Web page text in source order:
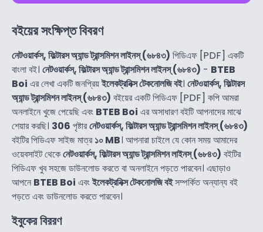
বইয়ের সংক্ষিপ্ত বিবরণ
নেটওয়ার্কস্‌, ফিল্টারস অ্যান্ড ট্রান্সমিশন লাইনস্‌ (৬৮৪৩) পিডিএফ [PDF] একটি
বাংলা বই। নেটওয়ার্কস্‌, ফিল্টারস অ্যান্ড ট্রান্সমিশন লাইনস্‌ (৬৮৪৩) - BTEB
Boi এর লেখা একটি জনপ্রিয়ইলেকট্রনিক্স টেকনোলজি বই। নেটওয়ার্কস্‌, ফিল্টারস
অ্যান্ড ট্রান্সমিশন লাইনস্‌ (৬৮৪৩) বইয়ের একটি পিডিএফ [PDF] কপি আমরা
অনলাইনে খুজে পেয়েছি এবং BTEB Boi এর অসাধারণ বইটি আপনাদের মাঝে
শেয়ার করছি। 306 পৃষ্টারনেটওয়ার্কস্‌, ফিল্টারস অ্যান্ড ট্রান্সমিশন লাইনস্‌ (৬৮৪৩)
বইটির পিডিএফ সাইজ মাত্র১০ MB। আপনারা চাইলে যে কোন সময় আমাদের
ওয়েবসাইট থেকেনেটওয়ার্কস্‌, ফিল্টারস অ্যান্ড ট্রান্সমিশন লাইনস্‌ (৬৮৪৩) বইটির
পিডিএফ খুব সহজে ডাউনলোড করতে বা অনলাইনে পড়তে পারবেন। এছাড়াও
আপনে BTEB Boi এবংইলেকট্রনিক্স টেকনোলজি বইসম্পর্কিত অন্যান্য বই
পড়তে এবং ডাউনলোড করতে পারবেন।
ইবুকের বিররণ